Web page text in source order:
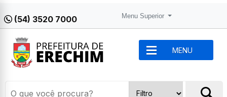
(54) 3520 7000 Menu Superior
MENU